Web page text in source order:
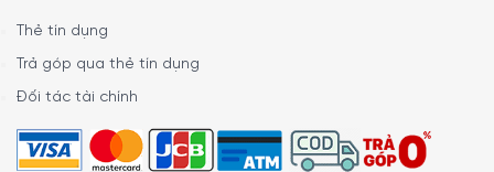
CAM KẾT:
Giao hàng nhanh chóng toàn quốc
Bảo hành bằng thẻ bảo hành chính hãng từ công ty
Thẻ tín dụng
Trả góp qua thẻ tín dụng
Đối tác tài chính